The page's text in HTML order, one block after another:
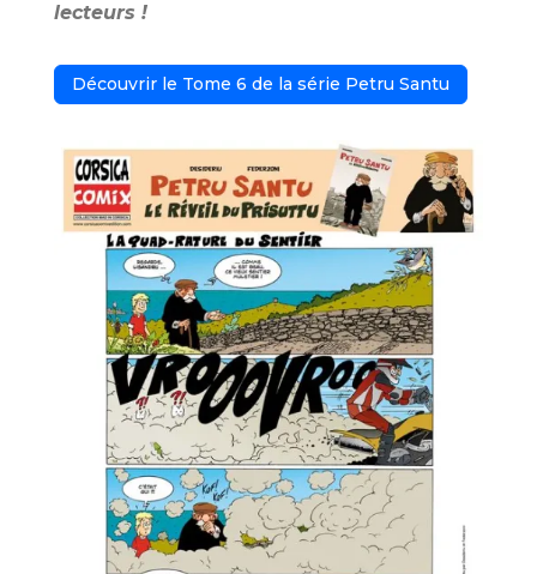
lecteurs !
Découvrir le Tome 6 de la série Petru Santu